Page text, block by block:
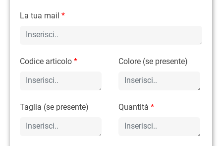
La tua mail *
Codice articolo * Colore (se presente)
Taglia (se presente) Quantità*